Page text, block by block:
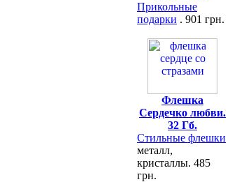
Прикольные
подарки . 901 грн.
Флешка
Сердечко любви.
32 Гб.
Стильные флешки
металл,
кристаллы. 485
грн.